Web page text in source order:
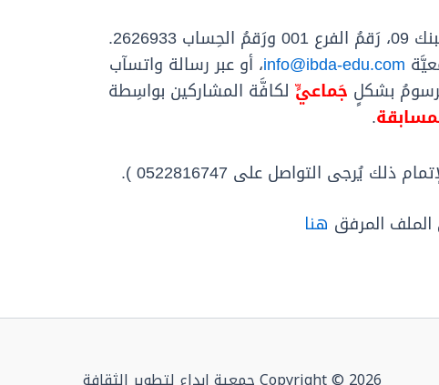
إلى حِسابِ جَمعيَّةِ إِبداع في بنكِ البريد: كود البنك 09، رَقمُ الفرع 001 ورَقمُ الحِساب 2626933.
info@ibda-edu.com، أو عبر رسالة واتسآب
جَماعيٍّ لكافَّة المشاركين بواسِطة
.
ذلك يرجى التواصل على
).
المرفق هنا